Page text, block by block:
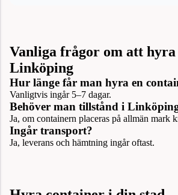
Vanliga frågor om att
Linköping
Hur länge får man hyra en
Vanligtvis ingår 5–7 dagar.
Behöver man tillstånd i
Ja, om containern placeras på allmän mark
Ingår transport?
Ja, leverans och hämtning ingår oftast.